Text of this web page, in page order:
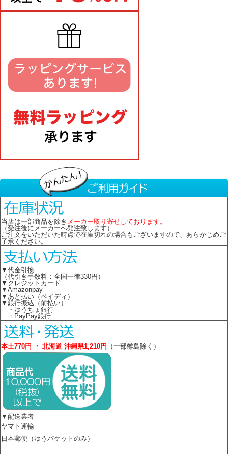
当店は一部商品を除き メーカー取り寄せしております。
（受注後にメーカーへ発注致します）
ご注文をいただいた時点で在庫切れの場合もございますので、あらかじめご
了承ください。
▼代金引換
（代引き手数料：全国一律330円）
▼クレジットカード
▼Amazonpay
▼あと払い（ペイディ）
▼銀行振込（前払い）
・ゆうちょ銀行
・PayPay銀行
本土770円 ・ 北海道 沖縄県1,210円 （一部離島除く）
▼配送業者
ヤマト運輸
日本郵便（ゆうパケットのみ）